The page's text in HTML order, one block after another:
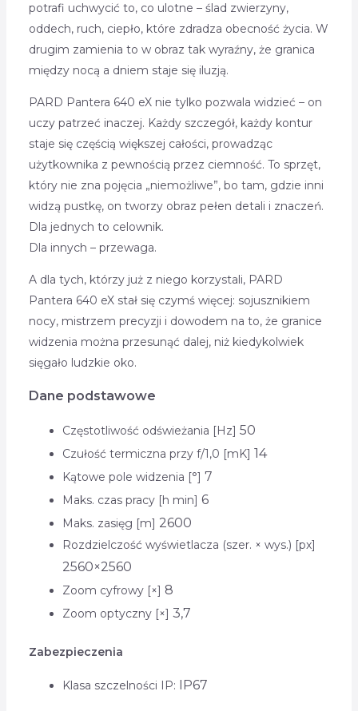
potrafi uchwycić to, co ulotne – ślad zwierzyny,
oddech, ruch, ciepło, które zdradza obecność życia. W
drugim zamienia to w obraz tak wyraźny, że granica
między nocą a dniem staje się iluzją.
PARD Pantera 640 eX nie tylko pozwala widzieć – on
uczy patrzeć inaczej. Każdy szczegół, każdy kontur
staje się częścią większej całości, prowadząc
użytkownika z pewnością przez ciemność. To sprzęt,
który nie zna pojęcia „niemożliwe”, bo tam, gdzie inni
widzą pustkę, on tworzy obraz pełen detali i znaczeń.
Dla jednych to celownik.
Dla innych – przewaga.
A dla tych, którzy już z niego korzystali, PARD
Pantera 640 eX stał się czymś więcej: sojusznikiem
nocy, mistrzem precyzji i dowodem na to, że granice
widzenia można przesunąć dalej, niż kiedykolwiek
sięgało ludzkie oko.
Dane podstawowe
Częstotliwość odświeżania [Hz] 50
Czułość termiczna przy f/1,0 [mK] 14
Kątowe pole widzenia [°] 7
Maks. czas pracy [h min] 6
Maks. zasięg [m] 2600
Rozdzielczość wyświetlacza (szer. × wys.) [px]
2560×2560
Zoom cyfrowy [×] 8
Zoom optyczny [×] 3,7
Zabezpieczenia
Klasa szczelności IP: IP67